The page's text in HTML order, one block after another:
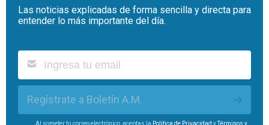
Las noticias explicadas de forma sencilla y directa para
entender lo más importante del día.
Regístrate a Boletín A.M.
Al someter tu correo electrónico, aceptas la Política de Privacidad yTérminos y